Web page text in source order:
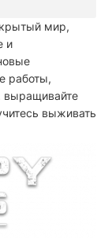
мир,
и
работы,
выращивайте
выживать